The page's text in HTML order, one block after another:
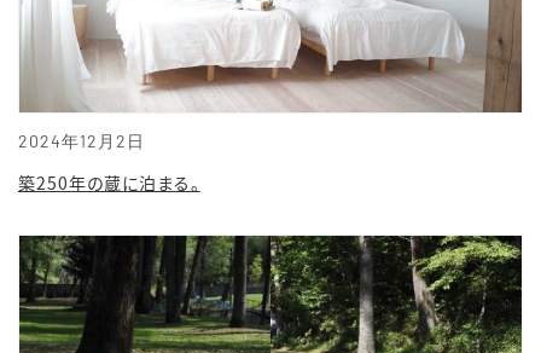
2024年12月2日
築250年の蔵に泊まる。